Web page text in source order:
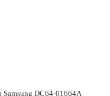
DC64-01664A